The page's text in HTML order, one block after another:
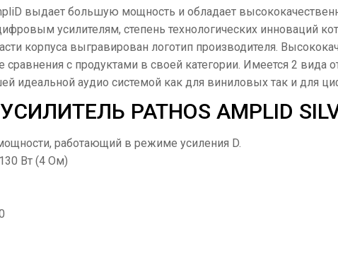
выдает большую мощность и обладает
усилителям, степень технологических инноваций
корпуса выгравирован логотип производителя.
с продуктами в своей категории. Имеется 2 вида
идеальной аудио системой как для виниловых так и для
PATHOS AMPLID
работающий в режиме усиления D.
Вт (4 Ом)